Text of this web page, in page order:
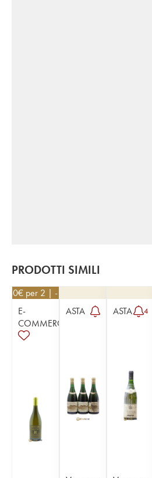
PRODOTTI SIMILI
€ per 2 | - 10%
E-
COMMERCE
ASTA ASTA 4